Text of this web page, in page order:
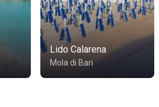
Lido Calarena
Mola di Bari